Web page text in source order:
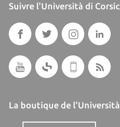
Suivre l'Università di
La boutique de l'Università